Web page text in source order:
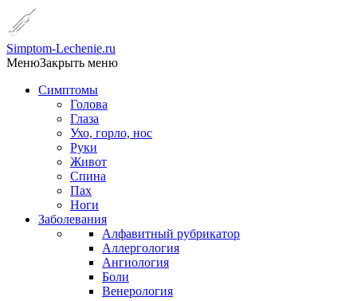
Simptom-Lechenie.ru
МенюЗакрыть меню
Симптомы
Голова
Глаза
Ухо, горло, нос
Руки
Живот
Спина
Пах
Ноги
Заболевания
Алфавитный рубрикатор
Аллергология
Ангиология
Боли
Венерология